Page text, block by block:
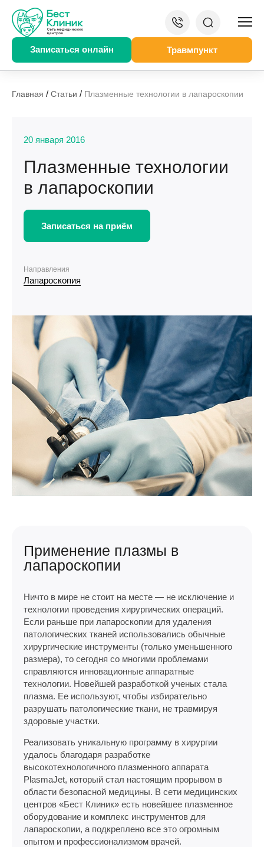
Записаться онлайн Травмпункт
Главная / Статьи / Плазменные технологии в лапароскопии
20 января 2016
Плазменные технологии
в лапароскопии
Записаться на приём
Направления
Лапароскопия
Применение плазмы в
лапароскопии
Ничто в мире не стоит на месте — не исключение и
технологии проведения хирургических операций.
Если раньше при лапароскопии для удаления
патологических тканей использовались обычные
хирургические инструменты (только уменьшенного
размера), то сегодня со многими проблемами
справляются инновационные аппаратные
технологии. Новейшей разработкой ученых стала
плазма. Ее используют, чтобы избирательно
разрушать патологические ткани, не травмируя
здоровые участки.
Реализовать уникальную программу в хирургии
удалось благодаря разработке
высокотехнологичного плазменного аппарата
PlasmaJet, который стал настоящим прорывом в
области безопасной медицины. В сети медицинских
центров «Бест Клиник» есть новейшее плазменное
оборудование и комплекс инструментов для
лапароскопии, а подкреплено все это огромным
опытом и профессионализмом врачей.